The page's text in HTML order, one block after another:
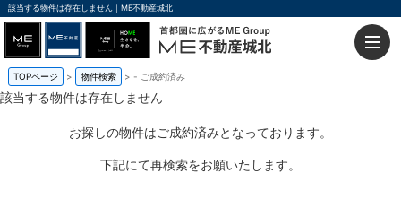
該当する物件は存在しません｜ME不動産城北
TOPページ 物件検索 - ご成約済み
該当する物件は存在しません
お探しの物件はご成約済みとなっております。
下記にて再検索をお願いたします。